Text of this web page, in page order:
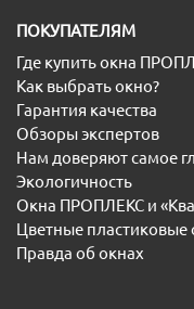
ПОКУПАТЕЛЯМ
Где купить окна
Как выбрать окно?
Гарантия качества
Обзоры экспертов
Нам доверяют самое
Экологичность
Окна ПРОПЛЕКС и
Цветные
Правда об окнах